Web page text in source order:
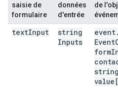
saisie de
formulaire
données
d'entrée
de
textInput
string
Inputs
event.
Event
form
string